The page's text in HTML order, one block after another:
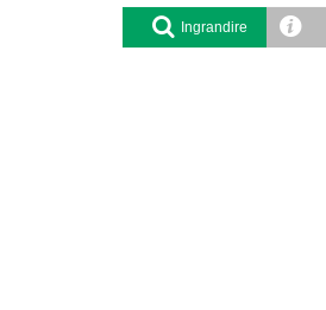
Ingrandire